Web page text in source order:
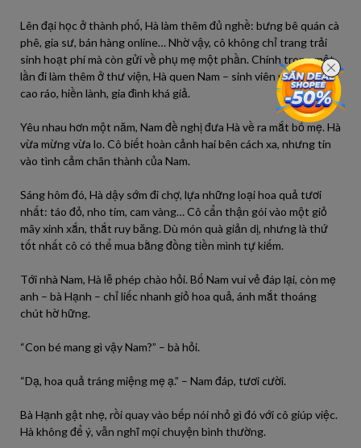
Lên đại học ở thành phố, Hà làm thêm đủ nghề: bưng bê quán cà
phê, gia sư, bán hàng online… Nhờ vậy, cô không chỉ trang trải
sinh hoạt phí mà còn gửi về phụ mẹ một phần. Chính trong một
lần đi làm thêm ở thư viện, Hà quen Nam – sinh viên năm cuối,
cao ráo, hiền lành, gia đình khá giả.
Yêu nhau hơn một năm, Nam đề nghị đưa Hà về ra mắt bố mẹ. Hà
vừa mừng vừa lo. Cô biết hoàn cảnh hai bên cách xa, nhưng tin
vào tình cảm chân thành của Nam.
Sáng hôm đó, Hà dậy sớm đi chợ, lựa những loại hoa quả tươi
nhất: táo đỏ, nho tím, cam vàng… Cô cẩn thận gói vào một giỏ
mây xinh xắn, thắt ruy băng. Dù món quà giản dị, nhưng là thứ
tốt nhất cô có thể mua bằng đồng tiền mình tự kiếm.
Tới nhà Nam, Hà lễ phép chào hỏi. Bố Nam vui vẻ đáp lại, còn mẹ
anh – bà Hạnh – chỉ liếc nhanh giỏ hoa quả, ánh mắt thoáng
chút hờ hững.
“Con bé mang gì vậy Nam?” – bà hỏi.
“Dạ, hoa quả tráng miệng mẹ ạ.” – Nam đáp, tươi cười.
Bà Hạnh gật nhẹ, rồi quay vào bếp nói nhỏ gì đó với cô giúp việc.
Hà không để ý, vẫn nghĩ mọi chuyện bình thường.